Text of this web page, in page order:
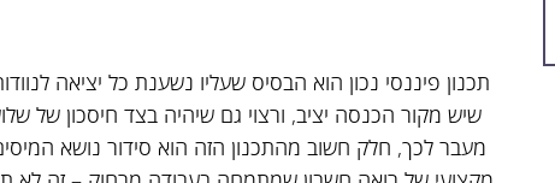
תכנון פיננסי נכון הוא הבסיס שעליו נשענת כל יציאה
שיש מקור הכנסה יציב, ורצוי גם שיהיה בצד חיסכון של
מעבר לכך, חלק חשוב מהתכנון הזה הוא סידור נושא